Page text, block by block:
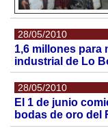
28/05/2010
1,6 millones para
industrial de Lo
28/05/2010
El 1 de junio
bodas de oro del